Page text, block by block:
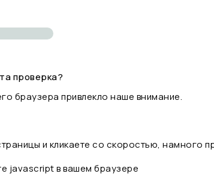
проверка?
браузера привлекло наше внимание.
и кликаете со скоростью,
javascript в вашем браузере